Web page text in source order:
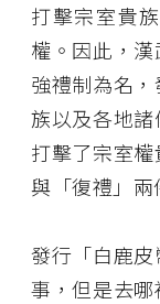
打擊宗室貴
權。因此，
強禮制為名
族以及各地諸
打擊了宗室權
與「復禮」兩
發行「白鹿
事，但是去